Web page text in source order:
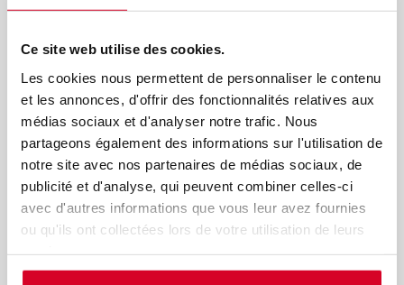
Ce site web utilise des cookies.
Les cookies nous permettent de personnaliser le contenu
et les annonces, d'offrir des fonctionnalités relatives aux
médias sociaux et d'analyser notre trafic. Nous
partageons également des informations sur l'utilisation de
notre site avec nos partenaires de médias sociaux, de
publicité et d'analyse, qui peuvent combiner celles-ci
avec d'autres informations que vous leur avez fournies
ou qu'ils ont collectées lors de votre utilisation de leurs
lieu à Montpellier, il a été décidé avec l’accord de
de l’Inspection seront traités aux JQP26. L’Atelier 3 du
s’articulera autour du thème suivant : «Arrêt de
commercialisation et nouveaux textes réglementaires».